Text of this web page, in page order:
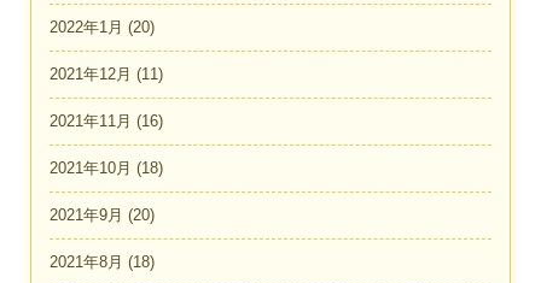
2022年1月 (20)
2021年12月 (11)
2021年11月 (16)
2021年10月 (18)
2021年9月 (20)
2021年8月 (18)